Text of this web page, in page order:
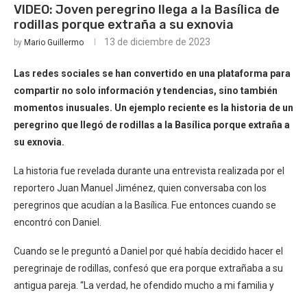
VIDEO: Joven peregrino llega a la Basílica de
rodillas porque extraña a su exnovia
by Mario Guillermo 13 de diciembre de 2023
Las redes sociales se han convertido en una plataforma para
compartir no solo información y tendencias, sino también
momentos inusuales. Un ejemplo reciente es la historia de un
peregrino que llegó de rodillas a la Basílica porque extraña a
su exnovia.
La historia fue revelada durante una entrevista realizada por el
reportero Juan Manuel Jiménez, quien conversaba con los
peregrinos que acudían a la Basílica. Fue entonces cuando se
encontró con Daniel.
Cuando se le preguntó a Daniel por qué había decidido hacer el
peregrinaje de rodillas, confesó que era porque extrañaba a su
antigua pareja. “La verdad, he ofendido mucho a mi familia y